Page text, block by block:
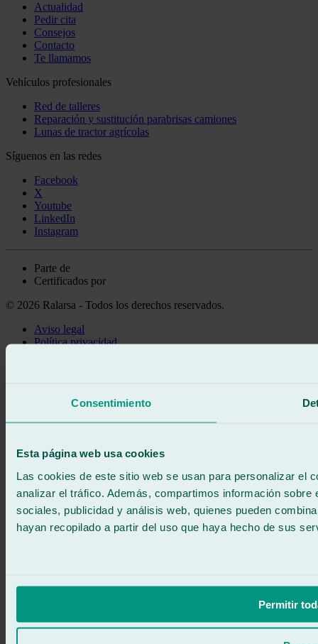
Consentimiento
Esta página web usa cookies
Las cookies de este sitio web se usan para personalizar el
analizar el tráfico. Además, compartimos información
sociales, publicidad y análisis web, quienes pueden
hayan recopilado a partir del uso que haya hecho de sus
Permitir
Actualidad
Pedir cita
Consejos
Contacto
Te llamamos
Vehículos profesionales
Red de talleres
Reparación y sustitución parabrisas camiones
Lunas de tractor agrícolas
Síguenos en las redes
Facebook
X
Youtube
LinkedIn
Instagram
Parte de
Certificados por
© 2026 Ralarsa - Todos los derechos reservados.
Aviso legal
Política privacidad
900 333 733